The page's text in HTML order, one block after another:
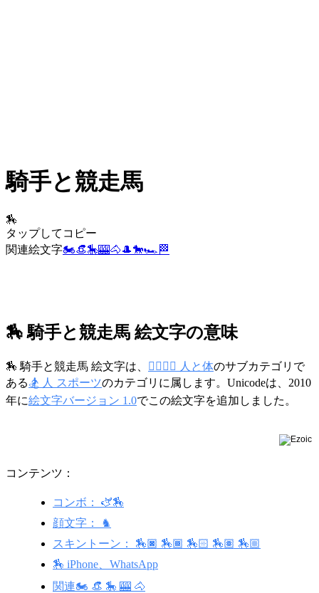
騎手と競走馬
🏇
タップしてコピー
関連絵文字🏍️👒🎠🎰🐴🎩🐎🏎️ 🏁
🏇 騎手と競走馬 絵文字の意味
🏇 騎手と競走馬 絵文字は、 👩‍❤️‍💋‍👨 人と体のサブカテゴリで
ある🏂 人 スポーツのカテゴリに属します。Unicodeは、2010
年に絵文字バージョン 1.0でこの絵文字を追加しました。
コンテンツ：
コンボ： 🫏🏇
顔文字： ♞
スキントーン： 🏇🏿 🏇🏾 🏇🏻 🏇🏽 🏇🏼
🏇 iPhone、WhatsApp
関連🏍️ 👒 🎠 🎰 🐴